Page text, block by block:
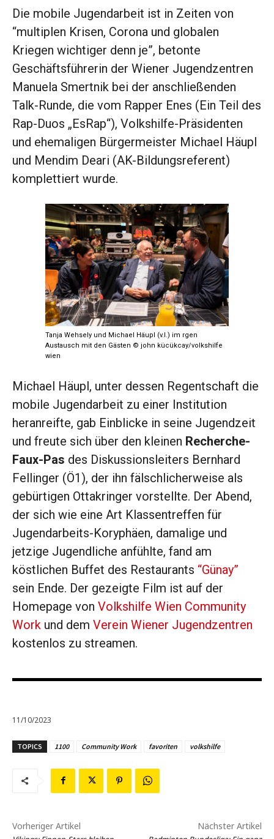
Die mobile Jugendarbeit ist in Zeiten von
“multiplen Krisen, Corona und globalen
Kriegen wichtiger denn je”, betonte
Geschäftsführerin der Wiener Jugendzentren
Manuela Smertnik bei der anschließenden
Talk-Runde, die vom Rapper Enes (Ein Teil des
Rap-Duos „EsRap“), Volkshilfe-Präsidenten
und ehemaligen Bürgermeister Michael Häupl
und Mendim Deari (AK-Bildungsreferent)
komplettiert wurde.
Tanja Wehsely und Michael Häupl (v.l.) im rgen
Austausch mit den Gästen © john kücükcay/volkshilfe
wien
Michael Häupl, unter dessen Regentschaft die
mobile Jugendarbeit zu einer Institution
heranreifte, gab Einblicke in seine Jugendzeit
und freute sich über den kleinen Recherche-
Faux-Pas des Diskussionsleiters Bernhard
Fellinger (Ö1), der ihn fälschlicherweise als
gebürtigen Ottakringer vorstellte. Der Abend,
der sich wie eine Art Klassentreffen für
Jugendarbeits-Koryphäen, damalige und
jetzige Jugendliche anfühlte, fand am
köstlichen Buffet des Restaurants “Günay”
sein Ende. Der gezeigte Film ist auf der
Homepage von Volkshilfe Wien Community
Work und dem Verein Wiener Jugendzentren
kostenlos zu streamen.
11/10/2023
TOPICS 1100 Community Work favoriten volkshilfe
Vorheriger Artikel Nächster Artikel